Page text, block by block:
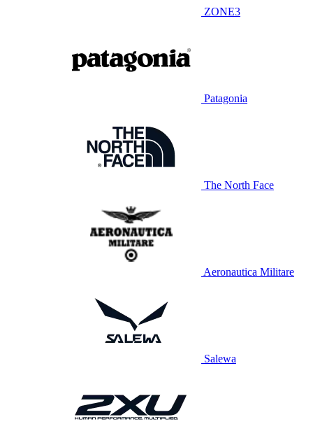
ZONE3
Patagonia
The North Face
Aeronautica Militare
Salewa